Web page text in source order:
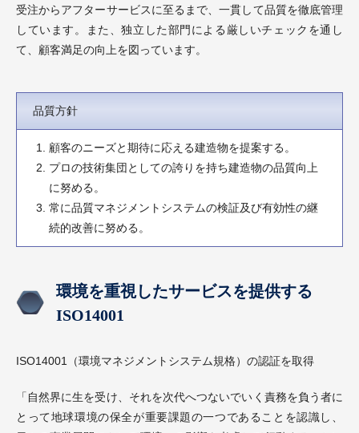
受注からアフターサービスに至るまで、一貫して品質を徹底管理
しています。また、独立した部門による厳しいチェックを通し
て、顧客満足の向上を図っています。
品質方針
顧客のニーズと期待に応える建造物を提案する。
プロの技術集団としての誇りを持ち建造物の品質向上
に努める。
常に品質マネジメントシステムの検証及び有効性の継
続的改善に努める。
環境を重視したサービスを提供する
ISO14001
ISO14001（環境マネジメントシステム規格）の認証を取得
「自然界に生を受け、それを次代へつないでいく責務を負う者に
とって地球環境の保全が重要課題の一つであることを認識し、